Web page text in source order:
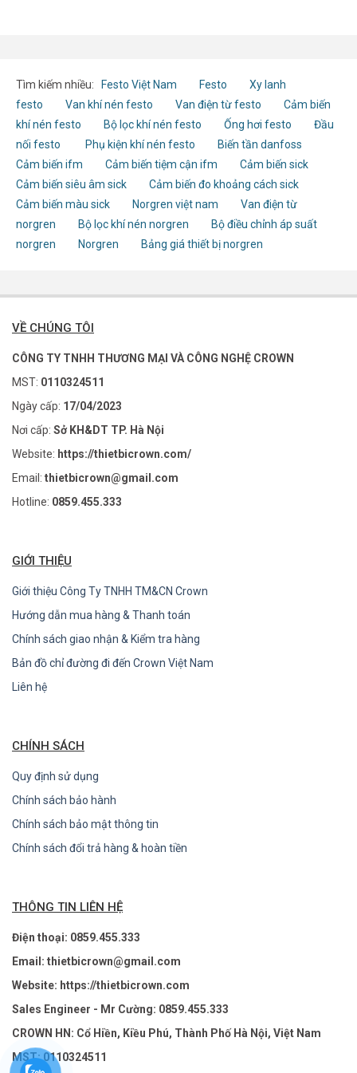
Tìm kiếm nhiều: Festo Việt Nam Festo
Xy lanh
festo
Van khí nén festo Van điện từ festo
Cảm biến
khí nén festo
Bộ lọc khí nén festo Ống hơi festo
Đầu
nối festo
Phụ kiện khí nén festo
Biến tần danfoss
Cảm biến ifm
Cảm biến tiệm cận ifm
Cảm biến sick
Cảm biến siêu âm sick
Cảm biến đo khoảng cách sick
Cảm biến màu sick
Norgren việt nam
Van điện từ
norgren
Bộ lọc khí nén norgren
Bộ điều chỉnh áp suất
norgren
Norgren Bảng giá thiết bị norgren
VỀ CHÚNG TÔI
CÔNG TY TNHH THƯƠNG MẠI VÀ CÔNG NGHỆ CROWN
MST: 0110324511
Ngày cấp: 17/04/2023
Nơi cấp: Sở KH&DT TP. Hà Nội
Website: https://thietbicrown.com/
Email: thietbicrown@gmail.com
Hotline: 0859.455.333
GIỚI THIỆU
Giới thiệu Công Ty TNHH TM&CN Crown
Hướng dẫn mua hàng & Thanh toán
Chính sách giao nhận & Kiểm tra hàng
Bản đồ chỉ đường đi đến Crown Việt Nam
Liên hệ
CHÍNH SÁCH
Quy định sử dụng
Chính sách bảo hành
Chính sách bảo mật thông tin
Chính sách đổi trả hàng & hoàn tiền
THÔNG TIN LIÊN HỆ
Điện thoại: 0859.455.333
Email: thietbicrown@gmail.com
Website: https://thietbicrown.com
Sales Engineer - Mr Cường: 0859.455.333
CROWN HN: Cổ Hiền, Kiều Phú, Thành Phố Hà Nội, Việt Nam
MST: 0110324511